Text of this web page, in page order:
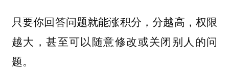
只要你回答问题就能涨积分，分越高，权限
越大，甚至可以随意修改或关闭别人的问
题。